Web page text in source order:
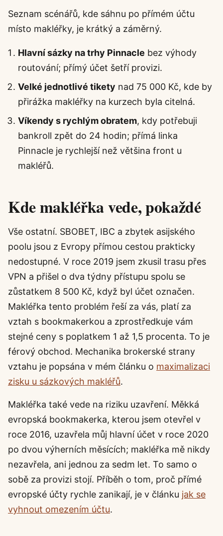
Seznam scénářů, kde sáhnu po přímém účtu
místo makléřky, je krátký a záměrný.
Hlavní sázky na trhy Pinnacle bez výhody
routování; přímý účet šetří provizi.
Velké jednotlivé tikety nad 75 000 Kč, kde by
přirážka makléřky na kurzech byla citelná.
Víkendy s rychlým obratem, kdy potřebuji
bankroll zpět do 24 hodin; přímá linka
Pinnacle je rychlejší než většina front u
makléřů.
Kde makléřka vede, pokaždé
Vše ostatní. SBOBET, IBC a zbytek asijského
poolu jsou z Evropy přímou cestou prakticky
nedostupné. V roce 2019 jsem zkusil trasu přes
VPN a přišel o dva týdny přístupu spolu se
zůstatkem 8 500 Kč, když byl účet označen.
Makléřka tento problém řeší za vás, platí za
vztah s bookmakerkou a zprostředkuje vám
stejné ceny s poplatkem 1 až 1,5 procenta. To je
férový obchod. Mechanika brokerské strany
vztahu je popsána v mém článku o maximalizaci
zisku u sázkových makléřů.
Makléřka také vede na riziku uzavření. Měkká
evropská bookmakerka, kterou jsem otevřel v
roce 2016, uzavřela můj hlavní účet v roce 2020
po dvou výherních měsících; makléřka mě nikdy
nezavřela, ani jednou za sedm let. To samo o
sobě za provizi stojí. Příběh o tom, proč přímé
evropské účty rychle zanikají, je v článku jak se
vyhnout omezením účtu.